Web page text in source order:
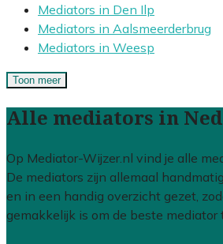
Mediators in Den Ilp
Mediators in Aalsmeerderbrug
Mediators in Weesp
Toon meer
Alle mediators in
Op Mediator-Wijzer.nl vind je alle
De mediators zijn allemaal
en in een handig overzicht gezet,
gemakkelijk is om de beste mediator